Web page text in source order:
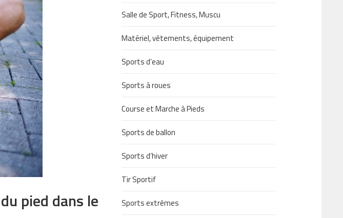
pied dans le
Salle de Sport, Fitness, Muscu
Matériel, vêtements, équipement
Sports d’eau
Sports à roues
Course et Marche à Pieds
Sports de ballon
Sports d’hiver
Tir Sportif
Sports extrêmes